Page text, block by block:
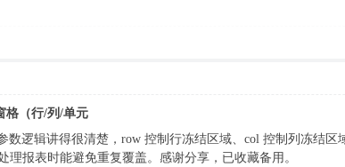
格（行/列/单元
数逻辑讲得很清楚，row 控制行冻结区域、col 控制列冻结
报表时能避免重复覆盖。感谢分享，已收藏备用。